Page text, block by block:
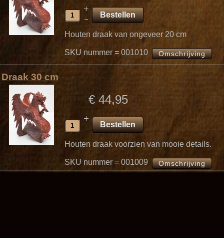
Houten draak van ongeveer 20 cm
SKU nummer = 001010 Omschrijving
Draak 30 cm
€ 44,95
Houten draak voorzien van mooie details.
SKU nummer = 001009 Omschrijving